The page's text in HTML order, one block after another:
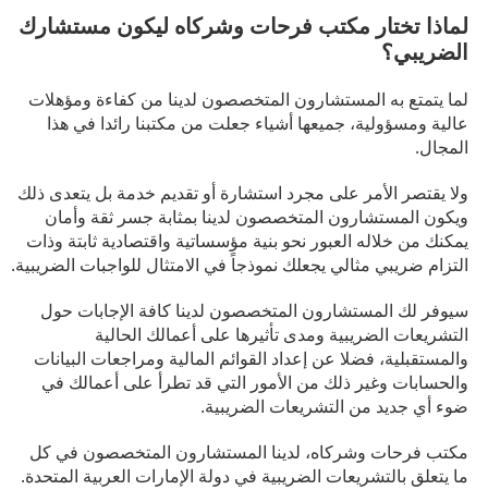
لماذا تختار مكتب فرحات وشركاه ليكون مستشارك
الضريبي؟
لما يتمتع به المستشارون المتخصصون لدينا من كفاءة ومؤهلات
عالية ومسؤولية، جميعها أشياء جعلت من مكتبنا رائدا في هذا
المجال.
ولا يقتصر الأمر على مجرد استشارة أو تقديم خدمة بل يتعدى ذلك
ويكون المستشارون المتخصصون لدينا بمثابة جسر ثقة وأمان
يمكنك من خلاله العبور نحو بنية مؤسساتية واقتصادية ثابتة وذات
التزام ضريبي مثالي يجعلك نموذجاً في الامتثال للواجبات الضريبية.
سيوفر لك المستشارون المتخصصون لدينا كافة الإجابات حول
التشريعات الضريبية ومدى تأثيرها على أعمالك الحالية
والمستقبلية، فضلا عن إعداد القوائم المالية ومراجعات البيانات
والحسابات وغير ذلك من الأمور التي قد تطرأ على أعمالك في
ضوء أي جديد من التشريعات الضريبية.
مكتب فرحات وشركاه، لدينا المستشارون المتخصصون في كل
ما يتعلق بالتشريعات الضريبية في دولة الإمارات العربية المتحدة.